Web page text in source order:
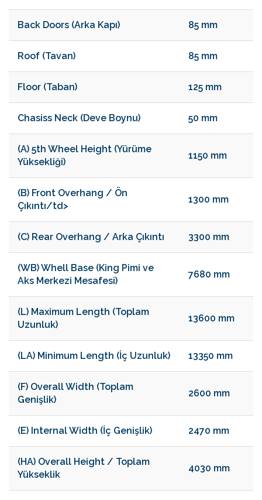
Back Doors (Arka Kapı) 85 mm
Roof (Tavan) 85 mm
Floor (Taban) 125 mm
Chasiss Neck (Deve Boynu) 50 mm
(A) 5th Wheel Height (Yürüme
Yüksekliği)
1150 mm
(B) Front Overhang / Ön
Çıkıntı/td>
1300 mm
(C) Rear Overhang / Arka Çıkıntı 3300 mm
(WB) Whell Base (King Pimi ve
Aks Merkezi Mesafesi)
7680 mm
(L) Maximum Length (Toplam
Uzunluk)
13600 mm
(LA) Minimum Length (İç Uzunluk) 13350 mm
(F) Overall Width (Toplam
Genişlik)
2600 mm
(E) Internal Width (İç Genişlik) 2470 mm
(HA) Overall Height / Toplam
Yükseklik
4030 mm